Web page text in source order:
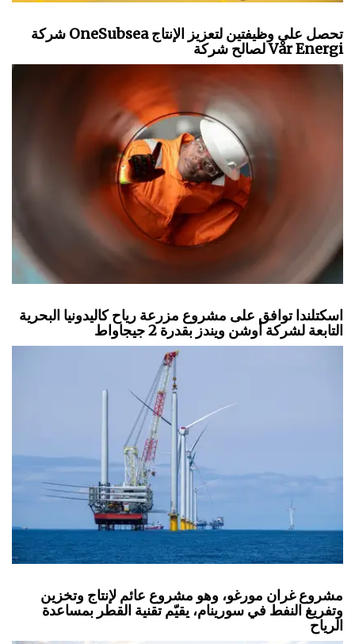
شركة OneSubsea تحصل على وظيفتين لتعزيز الإنتاج
لصالح شركة Vår Energi
اسكتلندا توافق على مشروع مزرعة رياح كاليدونيا البحرية
التابعة لشركة أوشن ويندز بقدرة 2 جيجاواط
مشروع غران مورغو، وهو مشروع عائم لإنتاج وتخزين
وتفريغ النفط في سورينام، يقيّم تقنية القطر بمساعدة
الرياح